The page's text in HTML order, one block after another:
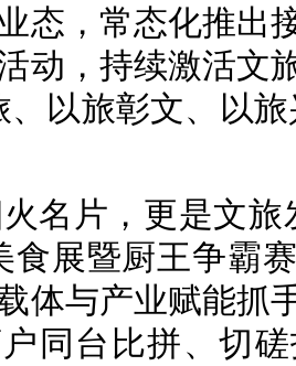
态，常态化推出
动，持续激活文
、以旅彰文、以
名片，更是文
食展暨厨王争霸
体与产业赋能抓
同台比拼、切